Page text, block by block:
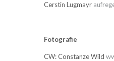
Cerstin Lugmayr
Fotografie
CW: Constanze Wild